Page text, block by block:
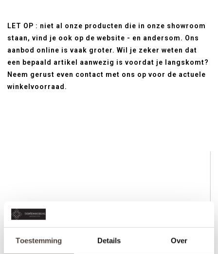
Toestemming Details Over
LET OP : niet al onze producten die in onze showroom
staan, vind je ook op de website - en andersom. Ons
aanbod online is vaak groter. Wil je zeker weten dat
een bepaald artikel aanwezig is voordat je langskomt?
Neem gerust even contact met ons op voor de actuele
winkelvoorraad.